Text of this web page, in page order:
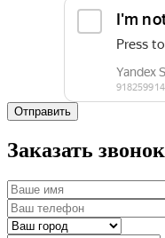
Отправить
Заказать звонок